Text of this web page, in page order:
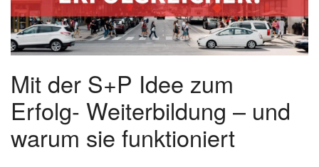
Mit der S+P Idee zum
Erfolg- Weiterbildung – und
warum sie funktioniert